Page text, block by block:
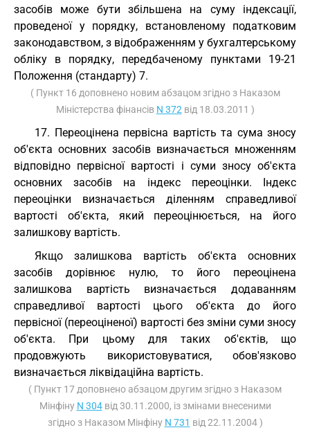
засобів може бути збільшена на суму індексації,
проведеної у порядку, встановленому податковим
законодавством, з відображенням у бухгалтерському
обліку в порядку, передбаченому пунктами 19-21
Положення (стандарту) 7.
( Пункт 16 доповнено новим абзацом згідно з Наказом
Міністерства фінансів N 372 від 18.03.2011 )
17. Переоцінена первісна вартість та сума зносу
об'єкта основних засобів визначається множенням
відповідно первісної вартості і суми зносу об'єкта
основних засобів на індекс переоцінки. Індекс
переоцінки визначається діленням справедливої
вартості об'єкта, який переоцінюється, на його
залишкову вартість.
Якщо залишкова вартість об'єкта основних
засобів дорівнює нулю, то його переоцінена
залишкова вартість визначається додаванням
справедливої вартості цього об'єкта до його
первісної (переоціненої) вартості без зміни суми зносу
об'єкта. При цьому для таких об'єктів, що
продовжують використовуватися, обов'язково
визначається ліквідаційна вартість.
( Пункт 17 доповнено абзацом другим згідно з Наказом
Мінфіну N 304від 30.11.2000, із змінами внесеними
згідно з Наказом Мінфіну N 731 від 22.11.2004 )